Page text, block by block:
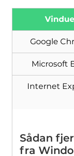
Google
Microsoft
Internet
Sådan
fra